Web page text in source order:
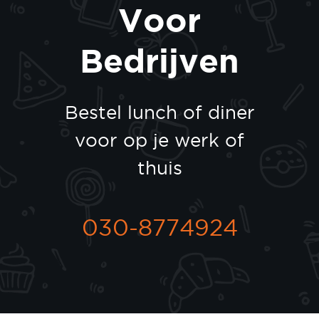
Voor
Bedrijven
Bestel lunch of diner
voor op je werk of
thuis
030-8774924